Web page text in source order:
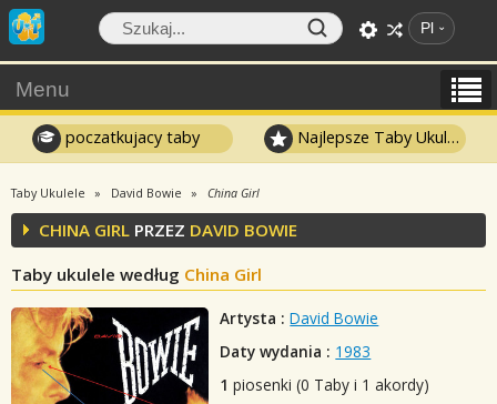
Pl
Menu
poczatkujacy taby Najlepsze Taby Ukulele
Taby Ukulele David Bowie China Girl
CHINA GIRL PRZEZ DAVID BOWIE
Taby ukulele według China Girl
Artysta : David Bowie
Daty wydania : 1983
1 piosenki (0 Taby i 1 akordy)